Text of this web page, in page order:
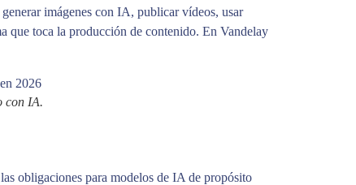
imágenes con IA, publicar vídeos, usar
que toca la producción de contenido. En Vandelay
con IA.
obligaciones para modelos de IA de propósito